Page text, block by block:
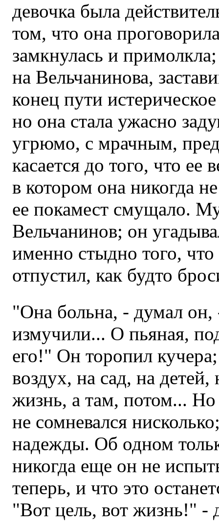
девочка была
том, что она
замкнулась и
на Вельчанинова,
конец пути
но она стала ужасно
угрюмо, с мрачным,
касается до того, что ее
в котором она никогда
ее покамест смущало.
Вельчанинов; он
именно стыдно того, что
отпустил, как будто
"Она больна, - думал
измучили... О пьяная,
его!" Он торопил
воздух, на сад, на
жизнь, а там, потом... Но
не сомневался
надежды. Об одном
никогда еще он не
теперь, и что это
"Вот цель, вот жизнь!" -